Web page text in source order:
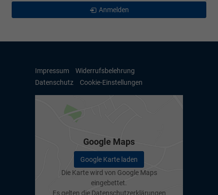
Anmelden
Impressum
Widerrufsbelehrung
Datenschutz
Cookie-Einstellungen
Google Maps
Google Karte laden
Die Karte wird von Google Maps
eingebettet.
Es gelten die Datenschutzerklärungen